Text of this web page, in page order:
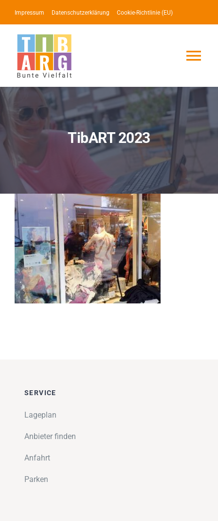
Inhalt
springen
Impressum Datenschutzerklärung Cookie-Richtlinie (EU)
Lotse
Service
Events
Impressionen
Über uns
SUCHE
NACH:
TibART 2023
SERVICE
Lageplan
Anbieter finden
Anfahrt
Parken